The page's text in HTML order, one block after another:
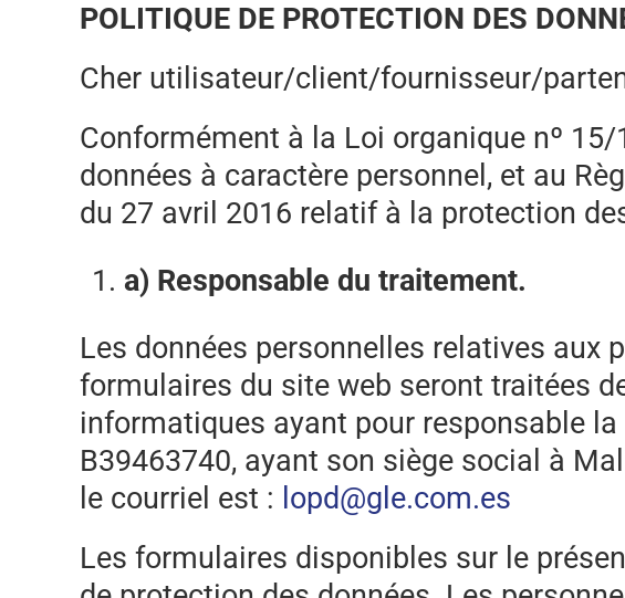
POLITIQUE DE PROTECTION DES
Cher utilisateur/client/fournisseur/
Conformément à la Loi organique nº
données à caractère personnel, et au
du 27 avril 2016 relatif à la protection
a) Responsable du traitement.
Les données personnelles relatives aux
formulaires du site web seront traitées
informatiques ayant pour responsable la
B39463740, ayant son siège social à
le courriel est : lopd@gle.com.es
Les formulaires disponibles sur le